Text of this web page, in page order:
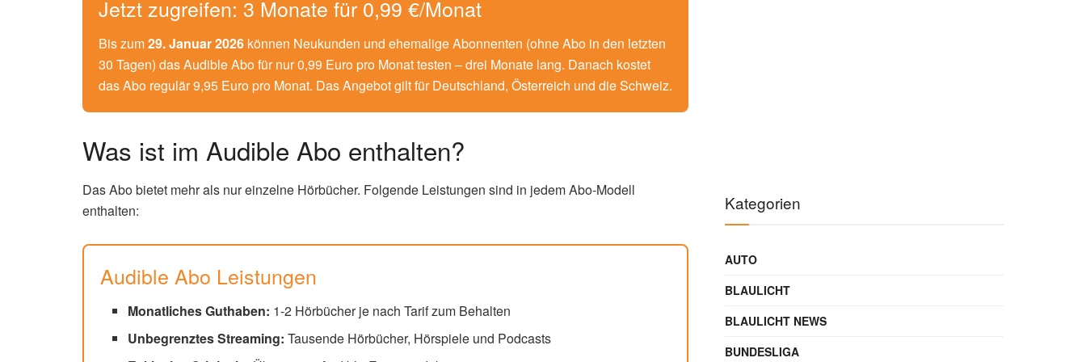
Jetzt zugreifen: 3 Monate für 0,99 €/Monat
Bis zum29. Januar 2026 können Neukunden und ehemalige Abonnenten (ohne Abo in den letzten
30 Tagen) das Audible Abo für nur 0,99 Euro pro Monat testen – drei Monate lang. Danach kostet
das Abo regulär 9,95 Euro pro Monat. Das Angebot gilt für Deutschland, Österreich und die Schweiz.
Was ist im Audible Abo enthalten?
Das Abo bietet mehr als nur einzelne Hörbücher. Folgende Leistungen sind in jedem Abo-Modell
enthalten:
Audible Abo Leistungen
Monatliches Guthaben: 1-2 Hörbücher je nach Tarif zum Behalten
Unbegrenztes Streaming: Tausende Hörbücher, Hörspiele und Podcasts
Kategorien
AUTO
BLAULICHT
BLAULICHT NEWS
BUNDESLIGA